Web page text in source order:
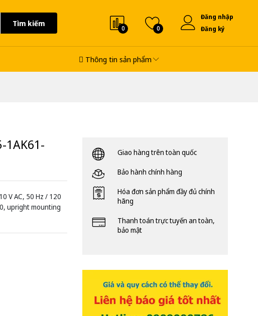
Tìm kiếm
0 0
Đăng nhập
Đăng ký
Thông tin sản phẩm
1AK61-
V AC, 50 Hz / 120
upright mounting
Giao hàng trên toàn quốc
Bảo hành chính hàng
Hóa đơn sản phẩm đầy đủ chính
hãng
Thanh toán trực tuyến an toàn,
bảo mật